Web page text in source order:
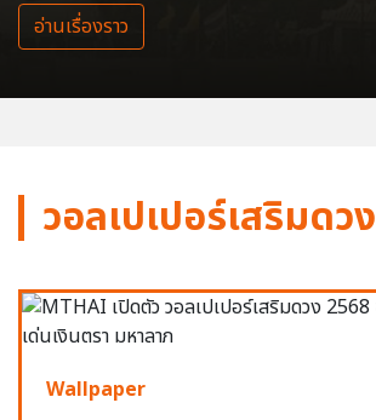
อ่านเรื่องราว
วอลเปเปอร์เสริมดวง
Wallpaper